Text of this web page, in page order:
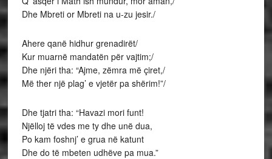
Dhe Mbreti or Mbreti na u-zu jesir./
Ahere qanë hidhur grenadirët/
Kur muarnë mandatën për vajtim;/
Dhe njëri tha: “Ajme, zëmra më çiret,/
Më ther një plag’ e vjetër pa shërim!”/
Dhe tjatri tha: “Havazi mori funt!
Njëlloj të vdes me ty dhe unë dua,
Po kam foshnj’ e grua në katunt
Dhe do të mbeten udhëve pa mua.”